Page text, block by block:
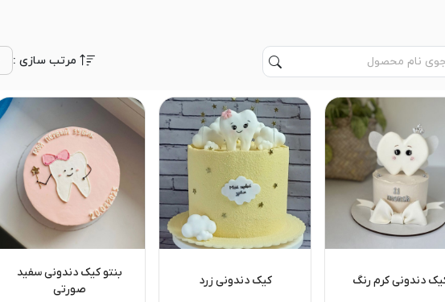
مرتب سازی :
دندونی کرم رنگ کیک دندونی زرد
بنتو کیک دندونی سفید
صورتی